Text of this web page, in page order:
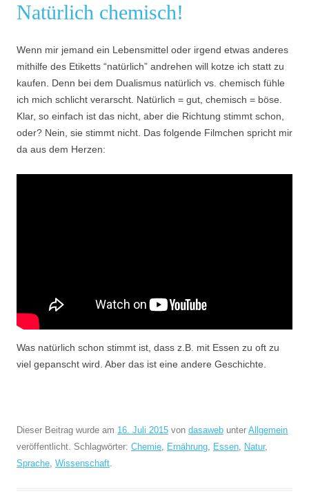
Natürlich chemisch!
Wenn mir jemand ein Lebensmittel oder irgend etwas anderes
mithilfe des Etiketts “natürlich” andrehen will kotze ich statt zu
kaufen. Denn bei dem Dualismus natürlich vs. chemisch fühle
ich mich schlicht verarscht. Natürlich = gut, chemisch = böse.
Klar, so einfach ist das nicht, aber die Richtung stimmt schon,
oder? Nein, sie stimmt nicht. Das folgende Filmchen spricht mir
da aus dem Herzen:
Was natürlich schon stimmt ist, dass z.B. mit Essen zu oft zu
viel gepanscht wird. Aber das ist eine andere Geschichte.
Dieser Beitrag wurde am 16. Juli 2015 von dasaweb unter Allgemein
veröffentlicht. Schlagwörter: Chemie, Ernährung, Essen, Natur,
Sprache, Wissenschaft.